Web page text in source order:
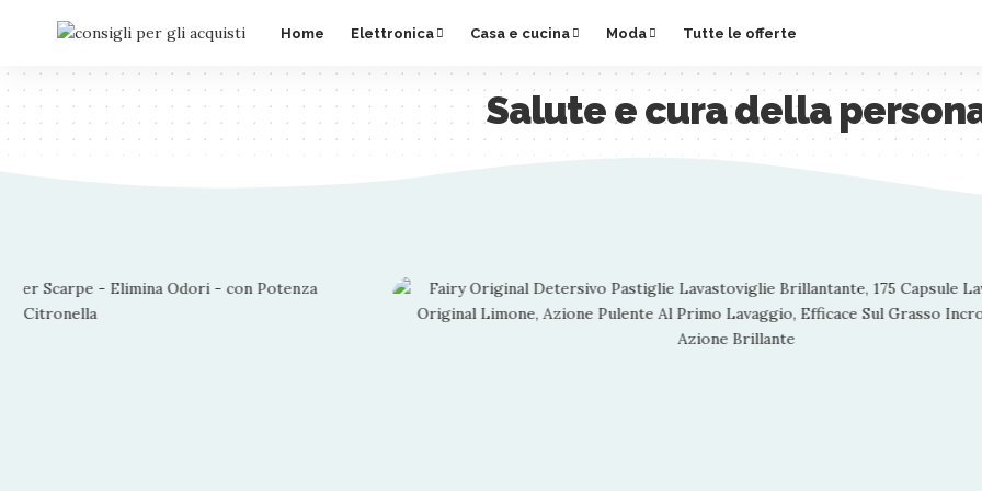
Home Elettronica Casa e cucina Moda Tutte le offerte
Salute e cura della